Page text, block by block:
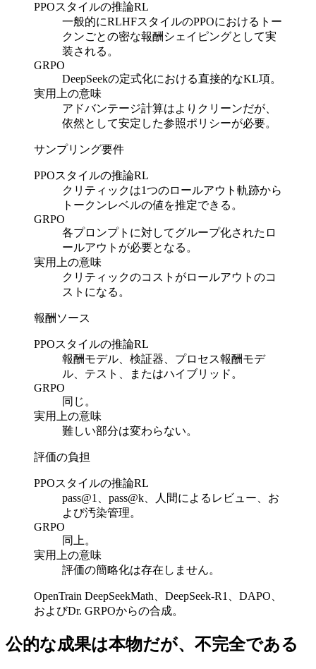
PPOスタイルの推論RL
一般的にRLHFスタイルのPPOにおけるトー
クンごとの密な報酬シェイピングとして実
装される。
GRPO
DeepSeekの定式化における直接的なKL項。
実用上の意味
アドバンテージ計算はよりクリーンだが、
依然として安定した参照ポリシーが必要。
サンプリング要件
PPOスタイルの推論RL
クリティックは1つのロールアウト軌跡から
トークンレベルの値を推定できる。
GRPO
各プロンプトに対してグループ化されたロ
ールアウトが必要となる。
実用上の意味
クリティックのコストがロールアウトのコ
ストになる。
報酬ソース
PPOスタイルの推論RL
報酬モデル、検証器、プロセス報酬モデ
ル、テスト、またはハイブリッド。
GRPO
同じ。
実用上の意味
難しい部分は変わらない。
評価の負担
PPOスタイルの推論RL
pass@1、pass@k、人間によるレビュー、お
よび汚染管理。
GRPO
同上。
実用上の意味
評価の簡略化は存在しません。
OpenTrain DeepSeekMath、DeepSeek-R1、DAPO、
およびDr. GRPOからの合成。
公的な成果は本物だが、不完全である